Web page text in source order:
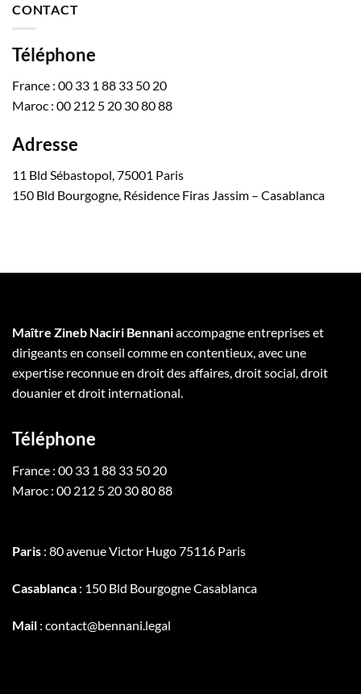
CONTACT
Téléphone
France : 00 33 1 88 33 50 20
Maroc : 00 212 5 20 30 80 88
Adresse
11 Bld Sébastopol, 75001 Paris
150 Bld Bourgogne, Résidence Firas Jassim – Casablanca
Maître Zineb Naciri Bennaniaccompagne entreprises et
dirigeants en conseil comme en contentieux, avec une
expertise reconnue en droit des affaires, droit social, droit
douanier et droit international.
Téléphone
France : 00 33 1 88 33 50 20
Maroc : 00 212 5 20 30 80 88
Paris : 80 avenue Victor Hugo 75116 Paris
Casablanca : 150 Bld Bourgogne Casablanca
Mail : contact@bennani.legal